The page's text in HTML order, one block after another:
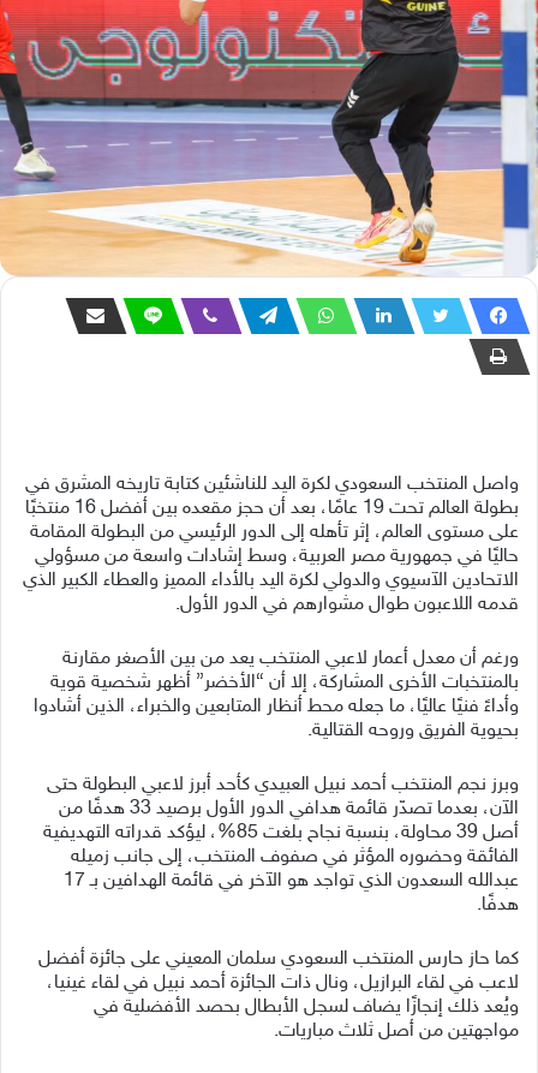
واصل المنتخب السعودي لكرة اليد للناشئين كتابة تاريخه المشرق في
بطولة العالم تحت 19 عامًا، بعد أن حجز مقعده بين أفضل 16 منتخبًا
على مستوى العالم، إثر تأهله إلى الدور الرئيسي من البطولة المقامة
حاليًا في جمهورية مصر العربية، وسط إشادات واسعة من مسؤولي
الاتحادين الآسيوي والدولي لكرة اليد بالأداء المميز والعطاء الكبير الذي
قدمه اللاعبون طوال مشوارهم في الدور الأول.
ورغم أن معدل أعمار لاعبي المنتخب يعد من بين الأصغر مقارنة
بالمنتخبات الأخرى المشاركة، إلا أن “الأخضر” أظهر شخصية قوية
وأداءً فنيًا عاليًا، ما جعله محط أنظار المتابعين والخبراء، الذين أشادوا
بحيوية الفريق وروحه القتالية.
وبرز نجم المنتخب أحمد نبيل العبيدي كأحد أبرز لاعبي البطولة حتى
الآن، بعدما تصدّر قائمة هدافي الدور الأول برصيد 33 هدفًا من
أصل 39 محاولة، بنسبة نجاح بلغت 85%، ليؤكد قدراته التهديفية
الفائقة وحضوره المؤثر في صفوف المنتخب، إلى جانب زميله
عبدالله السعدون الذي تواجد هو الآخر في قائمة الهدافين بـ 17
هدفًا.
كما حاز حارس المنتخب السعودي سلمان المعيني على جائزة أفضل
لاعب في لقاء البرازيل، ونال ذات الجائزة أحمد نبيل في لقاء غينيا،
ويُعد ذلك إنجازًا يضاف لسجل الأبطال بحصد الأفضلية في
مواجهتين من أصل ثلاث مباريات.